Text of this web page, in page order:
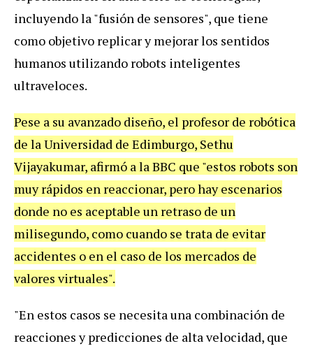
incluyendo la "fusión de sensores", que tiene
como objetivo replicar y mejorar los sentidos
humanos utilizando robots inteligentes
ultraveloces.
Pese a su avanzado diseño, el profesor de robótica
de la Universidad de Edimburgo, Sethu
Vijayakumar, afirmó a la BBC que "estos robots son
muy rápidos en reaccionar, pero hay escenarios
donde no es aceptable un retraso de un
milisegundo, como cuando se trata de evitar
accidentes o en el caso de los mercados de
valores virtuales".
"En estos casos se necesita una combinación de
reacciones y predicciones de alta velocidad, que